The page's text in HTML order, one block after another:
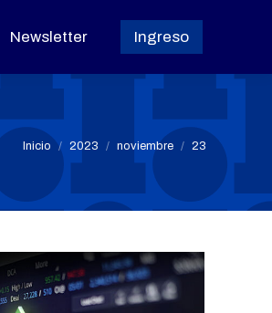
Newsletter Ingreso
Estás aquí:
Inicio 2023 noviembre 23
Newsletter Ingreso